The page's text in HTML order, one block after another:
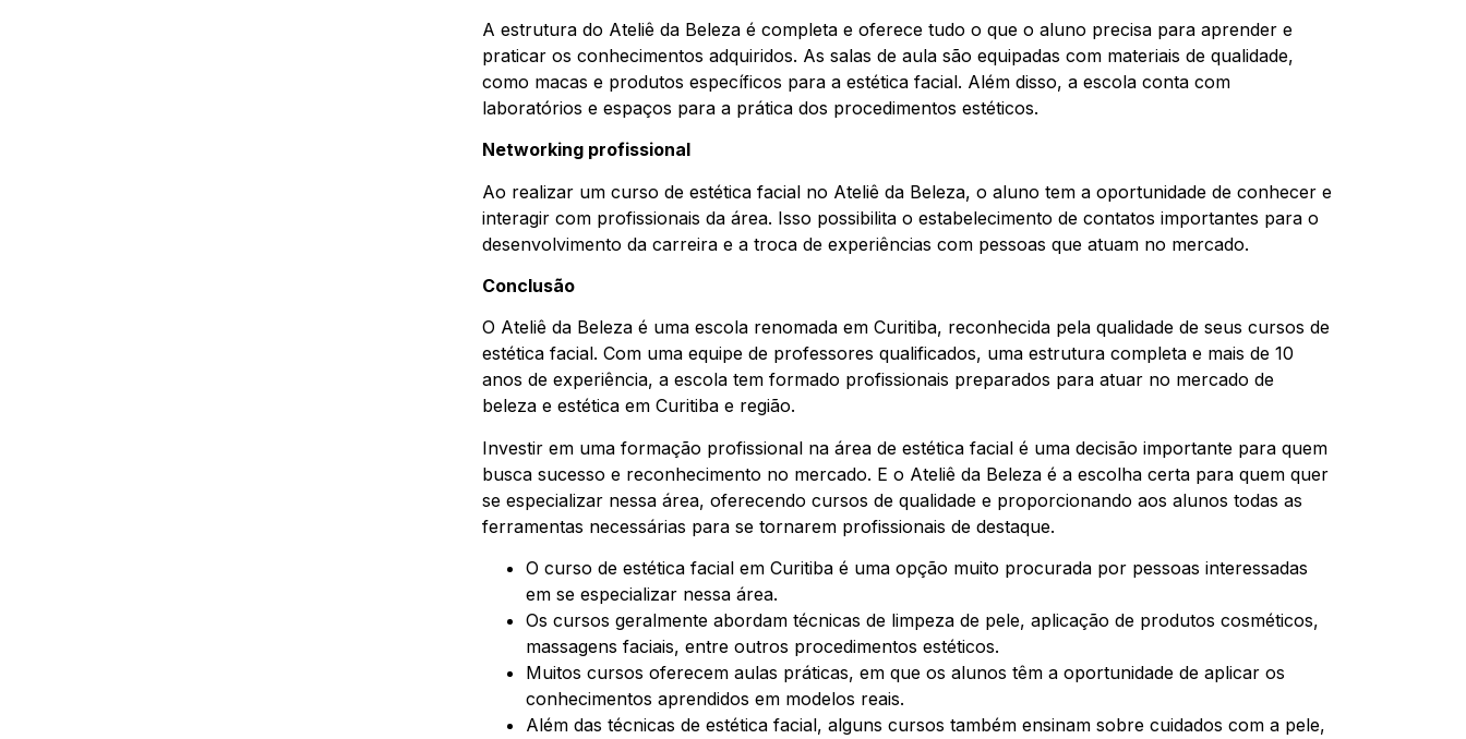
A estrutura do Ateliê da Beleza é completa e oferece tudo o que o aluno precisa para aprender e
praticar os conhecimentos adquiridos. As salas de aula são equipadas com materiais de qualidade,
como macas e produtos específicos para a estética facial. Além disso, a escola conta com
laboratórios e espaços para a prática dos procedimentos estéticos.
Networking profissional
Ao realizar um curso de estética facial no Ateliê da Beleza, o aluno tem a oportunidade de conhecer e
interagir com profissionais da área. Isso possibilita o estabelecimento de contatos importantes para o
desenvolvimento da carreira e a troca de experiências com pessoas que atuam no mercado.
Conclusão
O Ateliê da Beleza é uma escola renomada em Curitiba, reconhecida pela qualidade de seus cursos de
estética facial. Com uma equipe de professores qualificados, uma estrutura completa e mais de 10
anos de experiência, a escola tem formado profissionais preparados para atuar no mercado de
beleza e estética em Curitiba e região.
Investir em uma formação profissional na área de estética facial é uma decisão importante para quem
busca sucesso e reconhecimento no mercado. E o Ateliê da Beleza é a escolha certa para quem quer
se especializar nessa área, oferecendo cursos de qualidade e proporcionando aos alunos todas as
ferramentas necessárias para se tornarem profissionais de destaque.
O curso de estética facial em Curitiba é uma opção muito procurada por pessoas interessadas
em se especializar nessa área.
Os cursos geralmente abordam técnicas de limpeza de pele, aplicação de produtos cosméticos,
massagens faciais, entre outros procedimentos estéticos.
Muitos cursos oferecem aulas práticas, em que os alunos têm a oportunidade de aplicar os
conhecimentos aprendidos em modelos reais.
Além das técnicas de estética facial, alguns cursos também ensinam sobre cuidados com a pele,